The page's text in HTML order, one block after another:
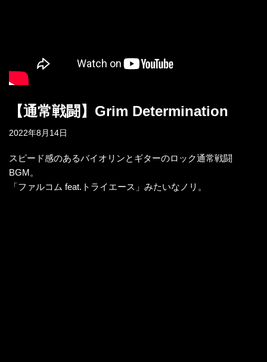
【通常戦闘】Grim Determination
2022年8月14日
スピード感のあるバイオリンとギターのロック通常戦闘
BGM。
「ファルコム feat.トライエース」みたいなノリ。